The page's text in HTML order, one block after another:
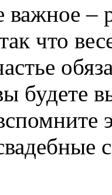
–
что
будете